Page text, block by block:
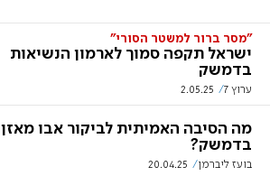
"מסר ברור למשטר הסורי"
ישראל תקפה סמוך לארמון הנשיאות
בדמשק
ערוץ 7 2.05.25
מה הסיבה האמיתית לביקור אבו מאזן
בדמשק?
בועז ליברמן 20.04.25